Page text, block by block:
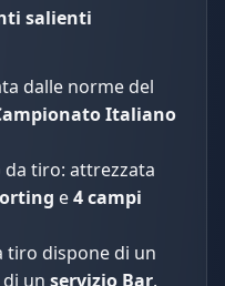
salienti
dalle norme del
Italiano
tiro: attrezzata
e4 campi
tiro dispone di un
di un servizio Bar.